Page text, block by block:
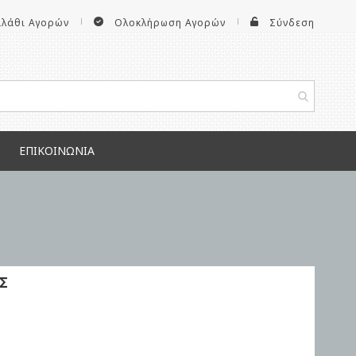
Αγορών Ολοκλήρωση Αγορών Σύνδεση
ΕΠΙΚΟΙΝΩΝΊΑ